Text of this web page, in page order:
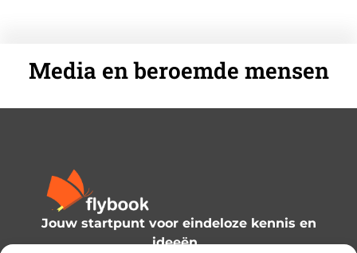
Media en beroemde mensen
Jouw startpunt voor eindeloze kennis en
ideeën.